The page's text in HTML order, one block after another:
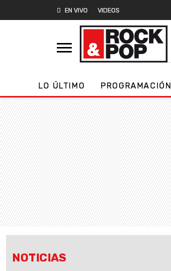
EN VIVO VIDEOS
LO ÚLTIMO PROGRAMACIÓN
NOTICIAS